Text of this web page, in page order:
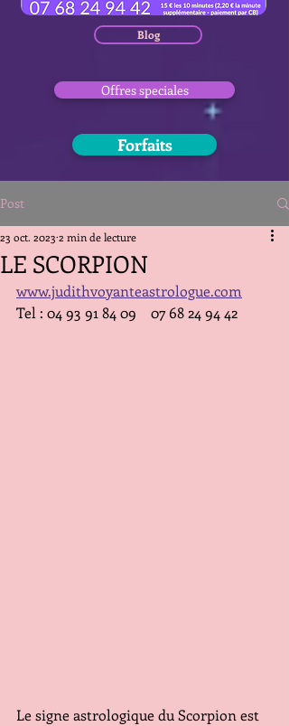
Blog
Offres speciales
Forfaits
Post
LE SCORPION
23 oct. 2023 2 min de lecture
www.judithvoyanteastrologue.com
Tel : 04 93 91 84 09    07 68 24 94 42
Le signe astrologique du Scorpion est